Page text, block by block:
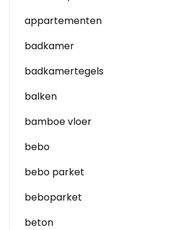
appartementen
badkamer
badkamertegels
balken
bamboe vloer
bebo
bebo parket
beboparket
beton